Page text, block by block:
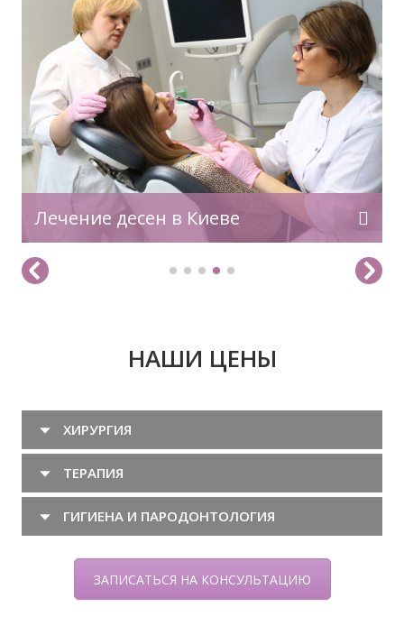
Лечение десен в Киеве
Шинирование зубов — эффективная
стоматологическая процедура, которая
позволяет укрепить подвижные зубы и
стабилизировать зубной ряд. Она
применяется при пародонтите, после
травм, а также после ортодонтического
лечения. В клинике профессора Весовой
шинирование проводится с
использованием современных материалов
и технологий, что обеспечивает комфорт, а
также гарантирует надежный и
долговременный результат. Для чего нужно
шинирование зубов Процедура
шинирования […]
НАШИ ЦЕНЫ
ХИРУРГИЯ
ТЕРАПИЯ
ГИГИЕНА И ПАРОДОНТОЛОГИЯ
ЗАПИСАТЬСЯ НА КОНСУЛЬТАЦИЮ